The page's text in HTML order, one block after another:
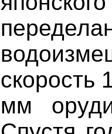
скорость
мм